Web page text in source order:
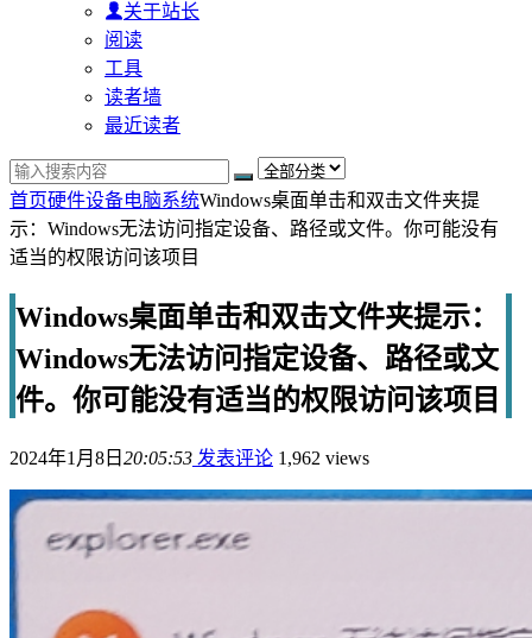
关于站长
阅读
工具
读者墙
最近读者
首页硬件设备电脑系统Windows桌面单击和双击文件夹提
示：Windows无法访问指定设备、路径或文件。你可能没有
适当的权限访问该项目
Windows桌面单击和双击文件夹提示：
Windows无法访问指定设备、路径或文
件。你可能没有适当的权限访问该项目
2024年1月8日 20:05:53 发表评论 1,962 views